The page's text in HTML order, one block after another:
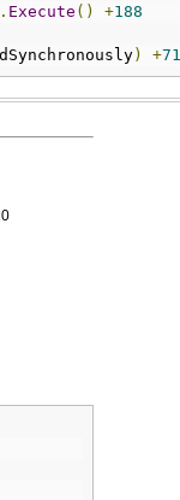
. Execute () +188
) +71